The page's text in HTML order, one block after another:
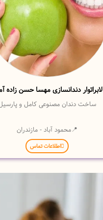
لابراتوار دندانسازی مهسا حسن زاده
ساخت دندان مصنوعی کامل و
📍محمود آباد - مازندران
اطلاعات تماس